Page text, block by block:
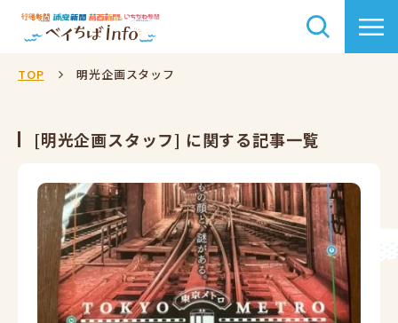
TOP 明光企画スタッフ
[明光企画スタッフ] に関する記事一覧